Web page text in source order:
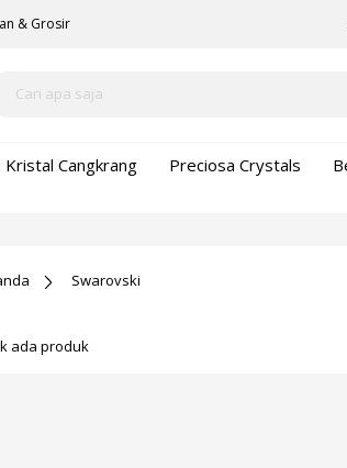
& Grosir
Kristal Cangkrang Preciosa Crystals
Swarovski
ada produk